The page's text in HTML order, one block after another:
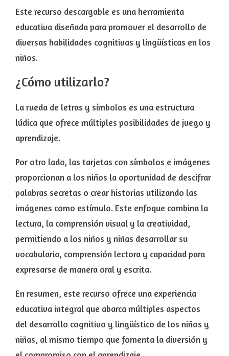
Este recurso descargable es una herramienta
educativa diseñada para promover el desarrollo de
diversas habilidades cognitivas y lingüísticas en los
niños.
¿Cómo utilizarlo?
La rueda de letras y símbolos es una estructura
lúdica que ofrece múltiples posibilidades de juego y
aprendizaje.
Por otro lado, las tarjetas con símbolos e imágenes
proporcionan a los niños la oportunidad de descifrar
palabras secretas o crear historias utilizando las
imágenes como estímulo. Este enfoque combina la
lectura, la comprensión visual y la creatividad,
permitiendo a los niños y niñas desarrollar su
vocabulario, comprensión lectora y capacidad para
expresarse de manera oral y escrita.
En resumen, este recurso ofrece una experiencia
educativa integral que abarca múltiples aspectos
del desarrollo cognitivo y lingüístico de los niños y
niñas, al mismo tiempo que fomenta la diversión y